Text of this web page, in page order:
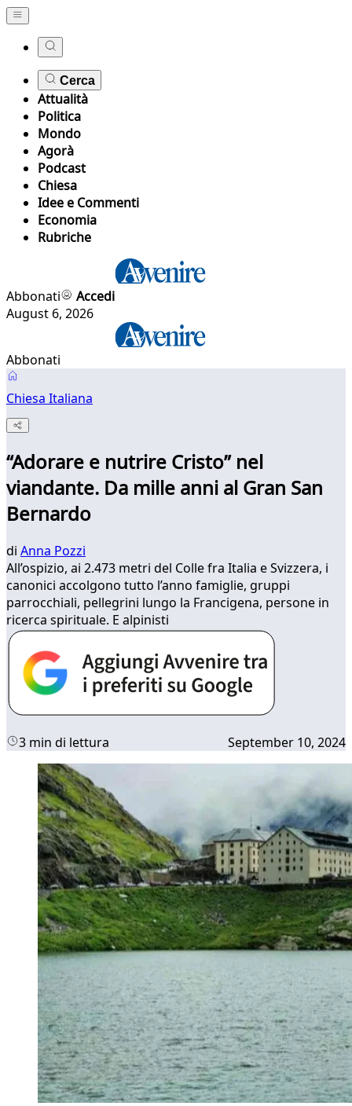
Cerca
Attualità
Politica
Mondo
Agorà
Podcast
Chiesa
Idee e Commenti
Economia
Rubriche
Abbonati
Accedi
August 6, 2026
Abbonati
Chiesa Italiana
“Adorare e nutrire Cristo” nel
viandante. Da mille anni al Gran San
Bernardo
di Anna Pozzi
All’ospizio, ai 2.473 metri del Colle fra Italia e Svizzera, i
canonici accolgono tutto l’anno famiglie, gruppi
parrocchiali, pellegrini lungo la Francigena, persone in
ricerca spirituale. E alpinisti
3 min di lettura September 10, 2024